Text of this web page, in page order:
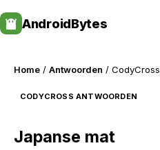
to
content
AndroidBytes
Home / Antwoorden / CodyCross
CODYCROSS ANTWOORDEN
Japanse mat